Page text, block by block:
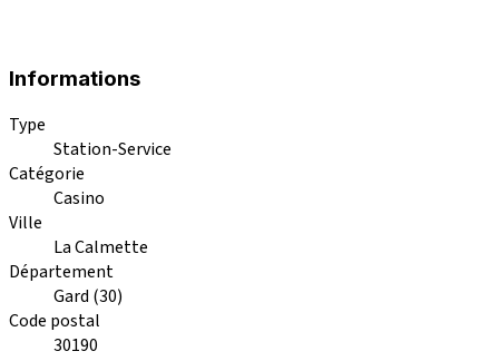
Informations
Type
Station-Service
Catégorie
Casino
Ville
La Calmette
Département
Gard (30)
Code postal
30190